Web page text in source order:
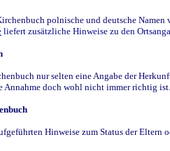
polnische und deutsche
liefert zusätzliche Hinweise zu den
nur selten eine Angabe der
Annahme doch wohl nicht immer richtig
Hinweise zum Status der Eltern